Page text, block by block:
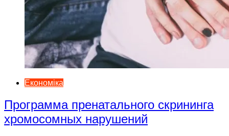
Економіка
Программа пренатального скрининга
хромосомных нарушений